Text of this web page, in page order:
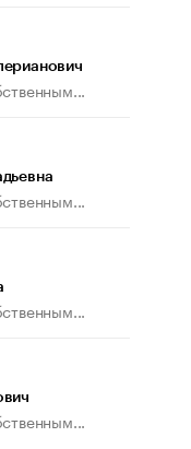
значат для